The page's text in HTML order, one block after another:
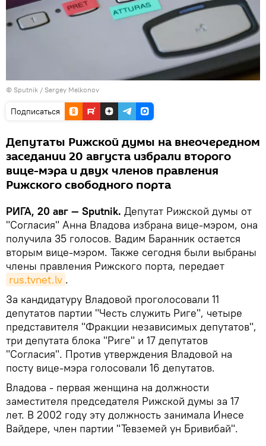
© Sputnik / Sergey Melkonov
Подписаться
Депутаты Рижской думы на внеочередном
заседании 20 августа избрали второго
вице-мэра и двух членов правления
Рижского свободного порта
РИГА, 20 авг — Sputnik. Депутат Рижской думы от
"Согласия" Анна Владова избрана вице-мэром, она
получила 35 голосов. Вадим Баранник остается
вторым вице-мэром. Также сегодня были выбраны
члены правления Рижского порта, передает
rus.tvnet.lv .
За кандидатуру Владовой проголосовали 11
депутатов партии "Честь служить Риге", четыре
представителя "Фракции независимых депутатов",
три депутата блока "Риге" и 17 депутатов
"Согласия". Против утверждения Владовой на
посту вице-мэра голосовали 16 депутатов.
Владова - первая женщина на должности
заместителя председателя Рижской думы за 17
лет. В 2002 году эту должность занимала Инесе
Вайдере, член партии "Тевземей ун Бривибай".